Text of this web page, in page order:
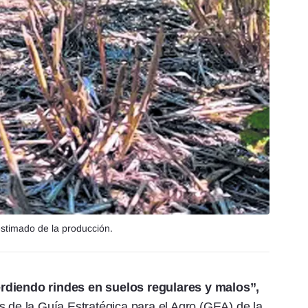
de la producción.
rindes en suelos regulares y malos”,